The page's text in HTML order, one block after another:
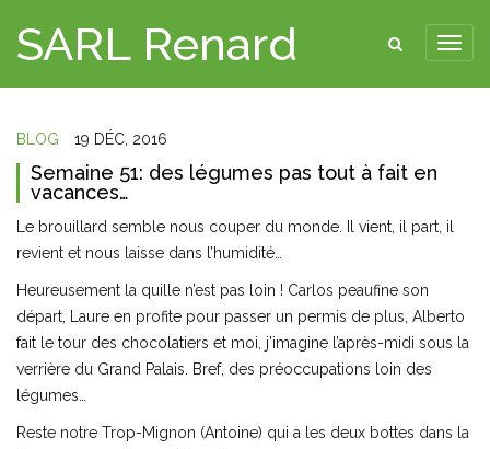
SARL Renard
BLOG 19 DÉC, 2016
Semaine 51: des légumes pas tout à fait en
vacances…
Le brouillard semble nous couper du monde. Il vient, il part, il
revient et nous laisse dans l’humidité…
Heureusement la quille n’est pas loin ! Carlos peaufine son
départ, Laure en profite pour passer un permis de plus, Alberto
fait le tour des chocolatiers et moi, j’imagine l’après-midi sous la
verrière du Grand Palais. Bref, des préoccupations loin des
légumes…
Reste notre Trop-Mignon (Antoine) qui a les deux bottes dans la